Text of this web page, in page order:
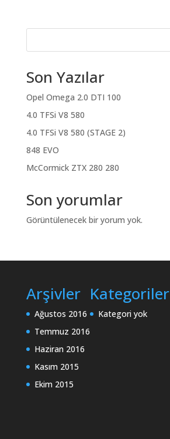
Son Yazılar
Opel Omega 2.0 DTI 100
4.0 TFSi V8 580
4.0 TFSi V8 580 (STAGE 2)
848 EVO
McCormick ZTX 280 280
Son yorumlar
Görüntülenecek bir yorum yok.
Arşivler
Ağustos 2016
Temmuz 2016
Haziran 2016
Kasım 2015
Ekim 2015
Kategoriler
Kategori yok